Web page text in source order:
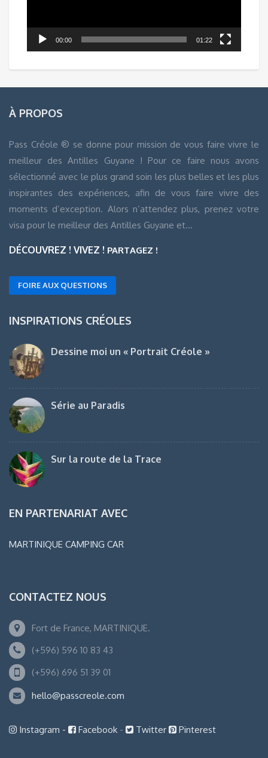
00:00 01:22
À PROPOS
Pass Créole ® se donne pour mission de vous faire vivre le
meilleur des Antilles Guyane ! Pour ce faire nous avons
sélectionné avec le plus grand soin les plus belles et les plus
inspirantes des expériences, afin de vous faire vivre des
moments d’exception. Alors n’attendez plus, prenez votre
visa pour le meilleur des Antilles Guyane et…
DÉCOUVREZ ! VIVEZ ! PARTAGEZ !
FOIRE AUX QUESTIONS
INSPIRATIONS CRÉOLES
Dessine moi un « Portrait Créole »
Série au Paradis
Sur la route de la Trace
EN PARTENARIAT AVEC
MARTINIQUE CAMPING CAR
CONTACTEZ NOUS
Fort de France, MARTINIQUE.
(+596) 596 10 83 43
(+596) 696 51 39 01
hello@passcreole.com
Instagram - Facebook - Twitter Pinterest